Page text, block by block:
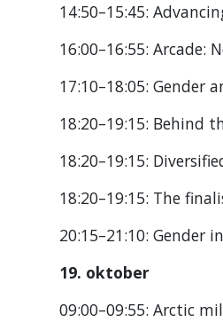
14:50–15:45:
16:00–16:55:
17:10–18:05: Gender
18:20–19:15: Behind
18:20–19:15:
18:20–19:15: The
20:15–21:10: Gender
19. oktober
09:00–09:55: Arctic